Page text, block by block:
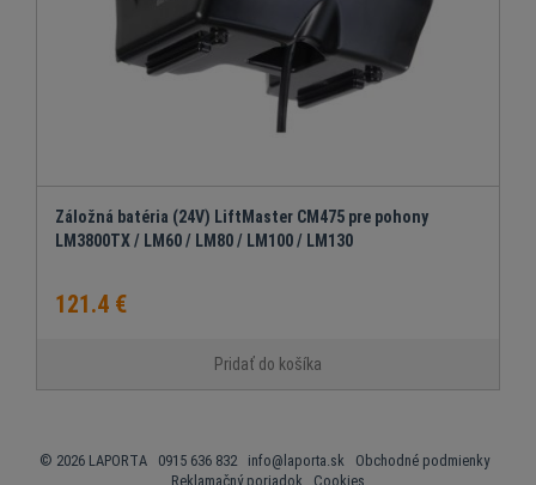
Záložná batéria (24V) LiftMaster CM475 pre pohony
LM3800TX / LM60 / LM80 / LM100 / LM130
121.4 €
Pridať do košíka
© 2026 LAPORTA 0915 636 832 info@laporta.sk
Obchodné podmienky
Reklamačný poriadok
Cookies